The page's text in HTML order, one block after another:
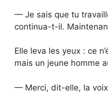
— Je sais que tu
continua-t-il.
Elle leva les yeux : ce
mais un jeune homme
— Merci, dit-elle, la